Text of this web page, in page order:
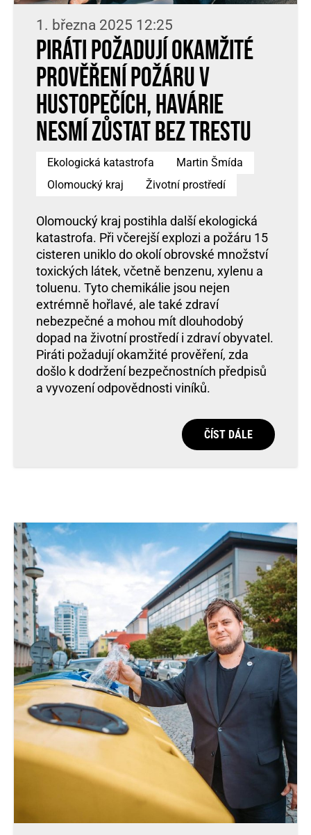
1. března 2025 12:25
Piráti požadují okamžité
prověření požáru v
Hustopečích, havárie
nesmí zůstat bez trestu
Ekologická katastrofa
Martin Šmída
Olomoucký kraj
Životní prostředí
Olomoucký kraj postihla další ekologická
katastrofa. Při včerejší explozi a požáru 15
cisteren uniklo do okolí obrovské množství
toxických látek, včetně benzenu, xylenu a
toluenu. Tyto chemikálie jsou nejen
extrémně hořlavé, ale také zdraví
nebezpečné a mohou mít dlouhodobý
dopad na životní prostředí i zdraví obyvatel.
Piráti požadují okamžité prověření, zda
došlo k dodržení bezpečnostních předpisů
a vyvození odpovědnosti viníků.
ČÍST DÁLE